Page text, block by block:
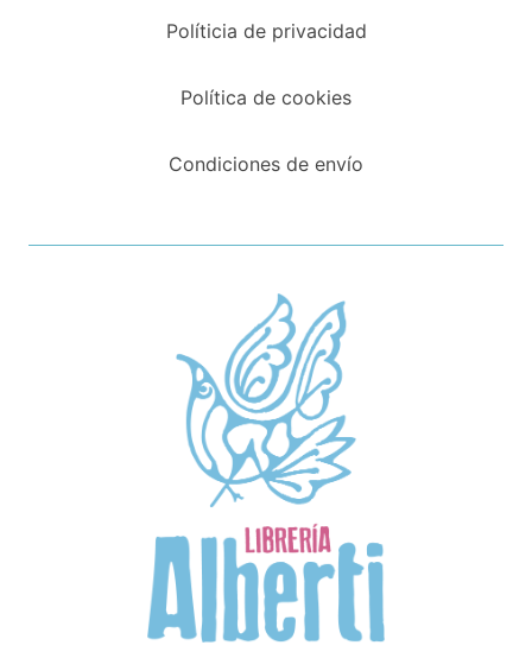
Políticia de privacidad
Política de cookies
Condiciones de envío